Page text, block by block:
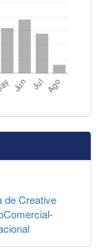
de Creative